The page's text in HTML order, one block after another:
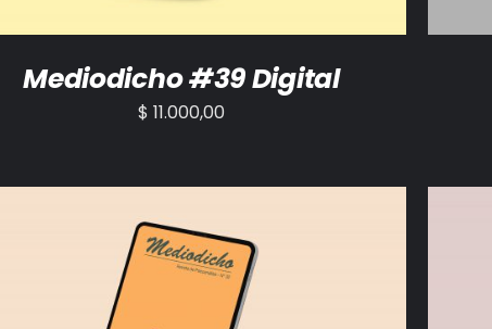
Mediodicho #39 Digital
$ 11.000,00